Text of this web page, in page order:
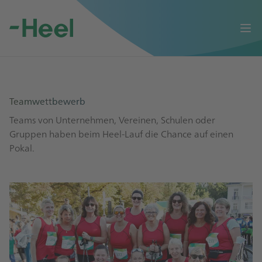
Teamwettbewerb
Teams von Unternehmen, Vereinen, Schulen oder
Gruppen haben beim Heel-Lauf die Chance auf einen
Pokal.